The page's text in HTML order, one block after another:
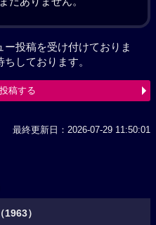
ー投稿を受け付けておりま
ちしております。
稿する
最終更新日：2026-07-29 11:50:01
）